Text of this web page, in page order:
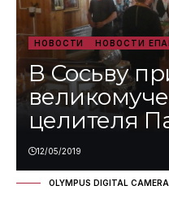
НОВОСТИ НОВОСТИ
В Сосьву
целителя
12/05/2019
OLYMPUS DIGITAL CAMERA